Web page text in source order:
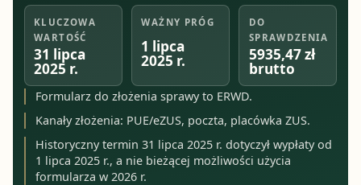
KLUCZOWA
WARTOŚĆ
31 lipca
2025 r.
WAŻNY PRÓG
1 lipca
2025 r.
DO
SPRAWDZENIA
5935,47 zł
brutto
Formularz do złożenia sprawy to ERWD.
Kanały złożenia: PUE/eZUS, poczta, placówka ZUS.
Historyczny termin 31 lipca 2025 r. dotyczył wypłaty od
1 lipca 2025 r., a nie bieżącej możliwości użycia
formularza w 2026 r.